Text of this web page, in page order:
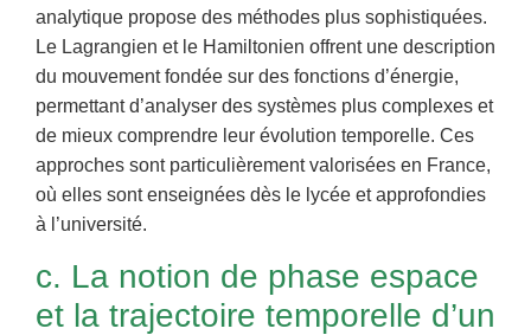
analytique propose des méthodes plus sophistiquées.
Le Lagrangien et le Hamiltonien offrent une description
du mouvement fondée sur des fonctions d’énergie,
permettant d’analyser des systèmes plus complexes et
de mieux comprendre leur évolution temporelle. Ces
approches sont particulièrement valorisées en France,
où elles sont enseignées dès le lycée et approfondies
à l’université.
c. La notion de phase espace
et la trajectoire temporelle d’un